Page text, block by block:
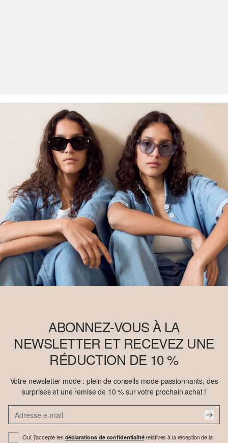
ABONNEZ-VOUS À LA
NEWSLETTER ET RECEVEZ UNE
RÉDUCTION DE 10 %
Votre newsletter mode : plein de conseils mode passionnants, des
surprises et une remise de 10 % sur votre prochain achat !
Oui, j'accepte les déclarations de confidentialitérelatives à la réception de la